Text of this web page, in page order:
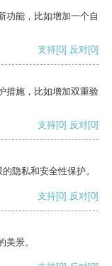
功能，比如增加一个自
支持[0] 反对[0]
措施，比如增加双重验
支持[0] 反对[0]
隐私和安全性保护。
支持[0] 反对[0]
景。